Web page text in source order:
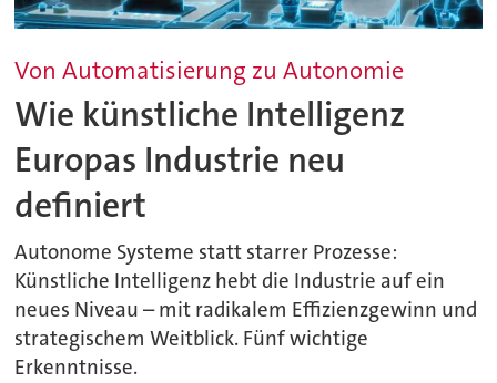
Von Automatisierung zu Autonomie
Wie künstliche Intelligenz
Europas Industrie neu
definiert
Autonome Systeme statt starrer Prozesse:
Künstliche Intelligenz hebt die Industrie auf ein
neues Niveau – mit radikalem Effizienzgewinn und
strategischem Weitblick. Fünf wichtige
Erkenntnisse.